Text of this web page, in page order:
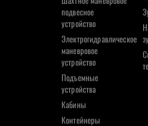
подвесное
устройство
Электрогидравлическое
маневровое
устройство
Подъемные
устройства
Кабины
Контейнеры